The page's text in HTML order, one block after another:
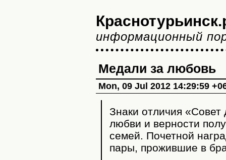
информационный
Медали за любовь
Mon, 09 Jul 2012 14:29:59
Знаки отличия
любви и верности
семей. Почетной
пары, прожившие в